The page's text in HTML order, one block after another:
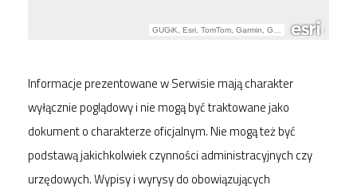
Informacje prezentowane w Serwisie mają charakter
wyłącznie poglądowy i nie mogą być traktowane jako
dokument o charakterze oficjalnym. Nie mogą też być
podstawą jakichkolwiek czynności administracyjnych czy
urzędowych. Wypisy i wyrysy do obowiązujących